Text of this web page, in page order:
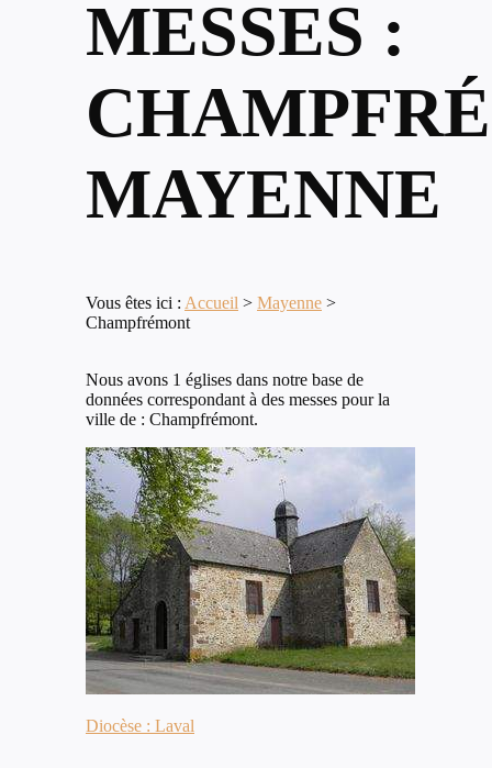
MESSES :
MAYENNE
Vous êtes ici : Accueil > Mayenne >
Champfrémont
Nous avons 1 églises dans notre base de
données correspondant à des messes pour la
ville de : Champfrémont.
Diocèse : Laval